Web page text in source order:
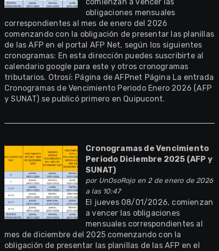
obligaciones mensuales
correspondientes al mes de enero del 2026
comenzando con la obligación de presentar las planillas
de las AFP en el portal AFP Net, según los siguientes
cronogramas: En esta dirección puedes suscribirte al
calendario google para este y otros cronogramas
tributarios. Otrosí: Página de AFPnet Página La entrada
Cronogramas de Vencimiento Periodo Enero 2026 (AFP
y SUNAT) se publicó primero en Quipucont.
Cronogramas de Vencimiento
Periodo Diciembre 2025 (AFP y
SUNAT)
por UnOsoRojoen 2 de enero de 2026
a las 10:47
El jueves 08/01/2026, comienzan
a vencer las obligaciones
mensuales correspondientes al
mes de diciembre del 2025 comenzando con la
obligación de presentar las planillas de las AFP en el